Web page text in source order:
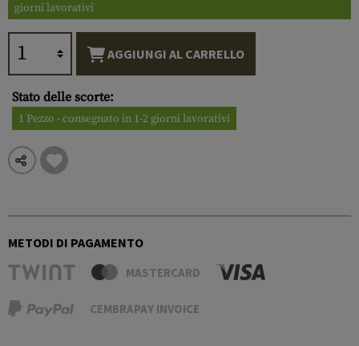
giorni lavorativi
AGGIUNGI AL CARRELLO
Stato delle scorte:
1 Pezzo - consegnato in 1-2 giorni lavorativi
METODI DI PAGAMENTO
MASTERCARD
CEMBRAPAY INVOICE